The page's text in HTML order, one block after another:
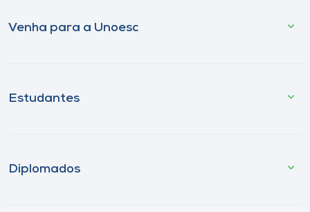
Venha para a Unoesc
Estudantes
Diplomados